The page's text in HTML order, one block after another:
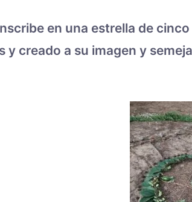
en una estrella de
y creado a su imagen y